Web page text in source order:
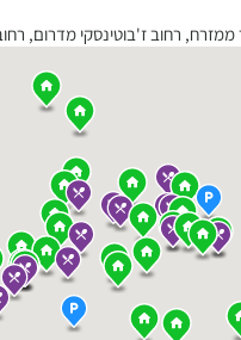
רחוב ז'בוטינסקי מדרום, רחוב